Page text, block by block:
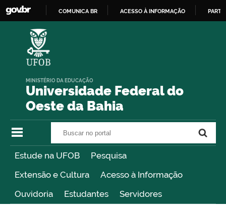
COMUNICA BR ACESSO À INFORMAÇÃO
Universidade Federal do
Oeste da Bahia
MINISTÉRIO DA EDUCAÇÃO
Estude na UFOB
Pesquisa
Extensão e Cultura
Acesso à Informação
Ouvidoria
Estudantes Servidores